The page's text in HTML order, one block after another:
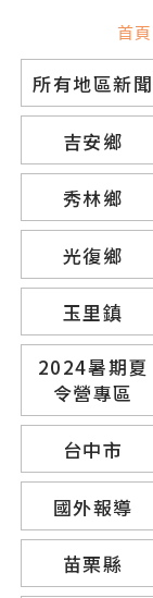
首
所有地區新聞
吉安鄉
秀林鄉
光復鄉
玉里鎮
2024暑期夏
令營專區
台中市
國外報導
苗栗縣